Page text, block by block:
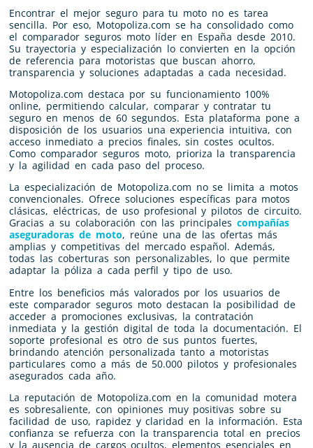
Encontrar el mejor seguro para tu moto no es tarea
sencilla. Por eso, Motopoliza.com se ha consolidado como
el comparador seguros moto líder en España desde 2010.
Su trayectoria y especialización lo convierten en la opción
de referencia para motoristas que buscan ahorro,
transparencia y soluciones adaptadas a cada necesidad.
Motopoliza.com destaca por su funcionamiento 100%
online, permitiendo calcular, comparar y contratar tu
seguro en menos de 60 segundos. Esta plataforma pone a
disposición de los usuarios una experiencia intuitiva, con
acceso inmediato a precios finales, sin costes ocultos.
Como comparador seguros moto, prioriza la transparencia
y la agilidad en cada paso del proceso.
La especialización de Motopoliza.com no se limita a motos
convencionales. Ofrece soluciones específicas para motos
clásicas, eléctricas, de uso profesional y pilotos de circuito.
Gracias a su colaboración con las principalescompañías
aseguradoras de moto, reúne una de las ofertas más
amplias y competitivas del mercado español. Además,
todas las coberturas son personalizables, lo que permite
adaptar la póliza a cada perfil y tipo de uso.
Entre los beneficios más valorados por los usuarios de
este comparador seguros moto destacan la posibilidad de
acceder a promociones exclusivas, la contratación
inmediata y la gestión digital de toda la documentación. El
soporte profesional es otro de sus puntos fuertes,
brindando atención personalizada tanto a motoristas
particulares como a más de 50.000 pilotos y profesionales
asegurados cada año.
La reputación de Motopoliza.com en la comunidad motera
es sobresaliente, con opiniones muy positivas sobre su
facilidad de uso, rapidez y claridad en la información. Esta
confianza se refuerza con la transparencia total en precios
y la ausencia de cargos ocultos, elementos esenciales en